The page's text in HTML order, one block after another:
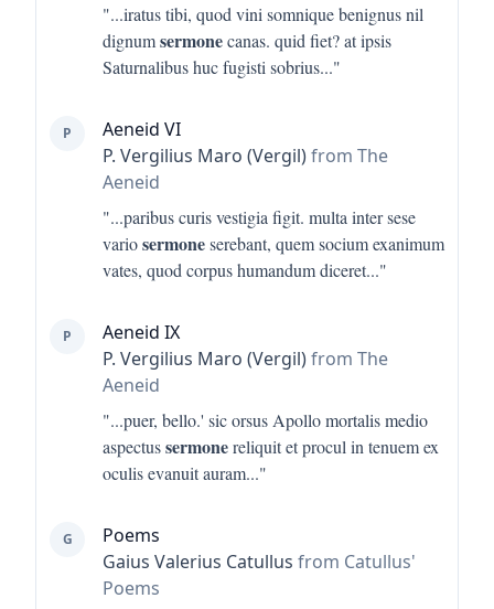
"...iratus tibi, quod vini somnique benignus nil
dignumsermonecanas. quid fiet? at ipsis
Saturnalibus huc fugisti sobrius..."
P
Aeneid VI
P. Vergilius Maro (Vergil)from The
Aeneid
"...paribus curis vestigia figit. multa inter sese
variosermoneserebant, quem socium exanimum
vates, quod corpus humandum diceret..."
P
Aeneid IX
P. Vergilius Maro (Vergil)from The
Aeneid
"...puer, bello.' sic orsus Apollo mortalis medio
aspectussermonereliquit et procul in tenuem ex
oculis evanuit auram..."
G
Poems
Gaius Valerius Catullus from Catullus'
Poems